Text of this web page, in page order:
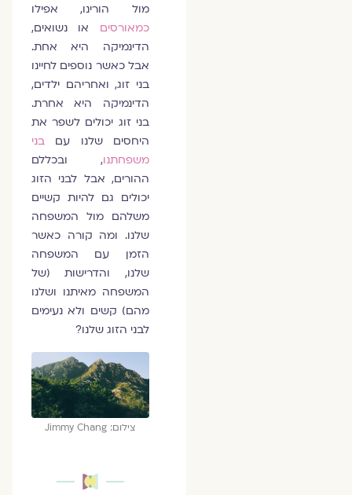
מול הורינו, אפילו
כמאורסים
או נשואים,
הדינמיקה היא אחת.
אבל כאשר נוספים לחיינו
בני זוג, ואחריהם ילדים,
הדינמיקה היא אחרת.
בני זוג יכולים לשפר את
היחסים שלנו עם
בני
משפחתנו, ובכללם
ההורים, אבל לבני הזוג
יכולים גם להיות קשיים
משלהם מול המשפחה
שלנו. ומה קורה כאשר
הזמן עם המשפחה
שלנו, והדרישות (של
המשפחה מאיתנו ושלנו
מהם) קשים ולא נעימים
לבני הזוג שלנו?
צילום: Jimmy Chang